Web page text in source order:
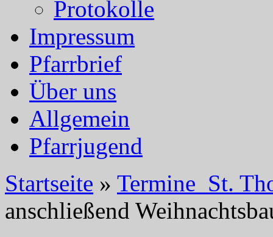
Protokolle
Impressum
Pfarrbrief
Über uns
Allgemein
Pfarrjugend
Startseite » Termine_St.
anschließend